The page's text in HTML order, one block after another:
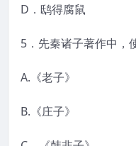
D．鸱得腐鼠
5．先秦诸子著作中，
A.《老子》
B.《庄子》